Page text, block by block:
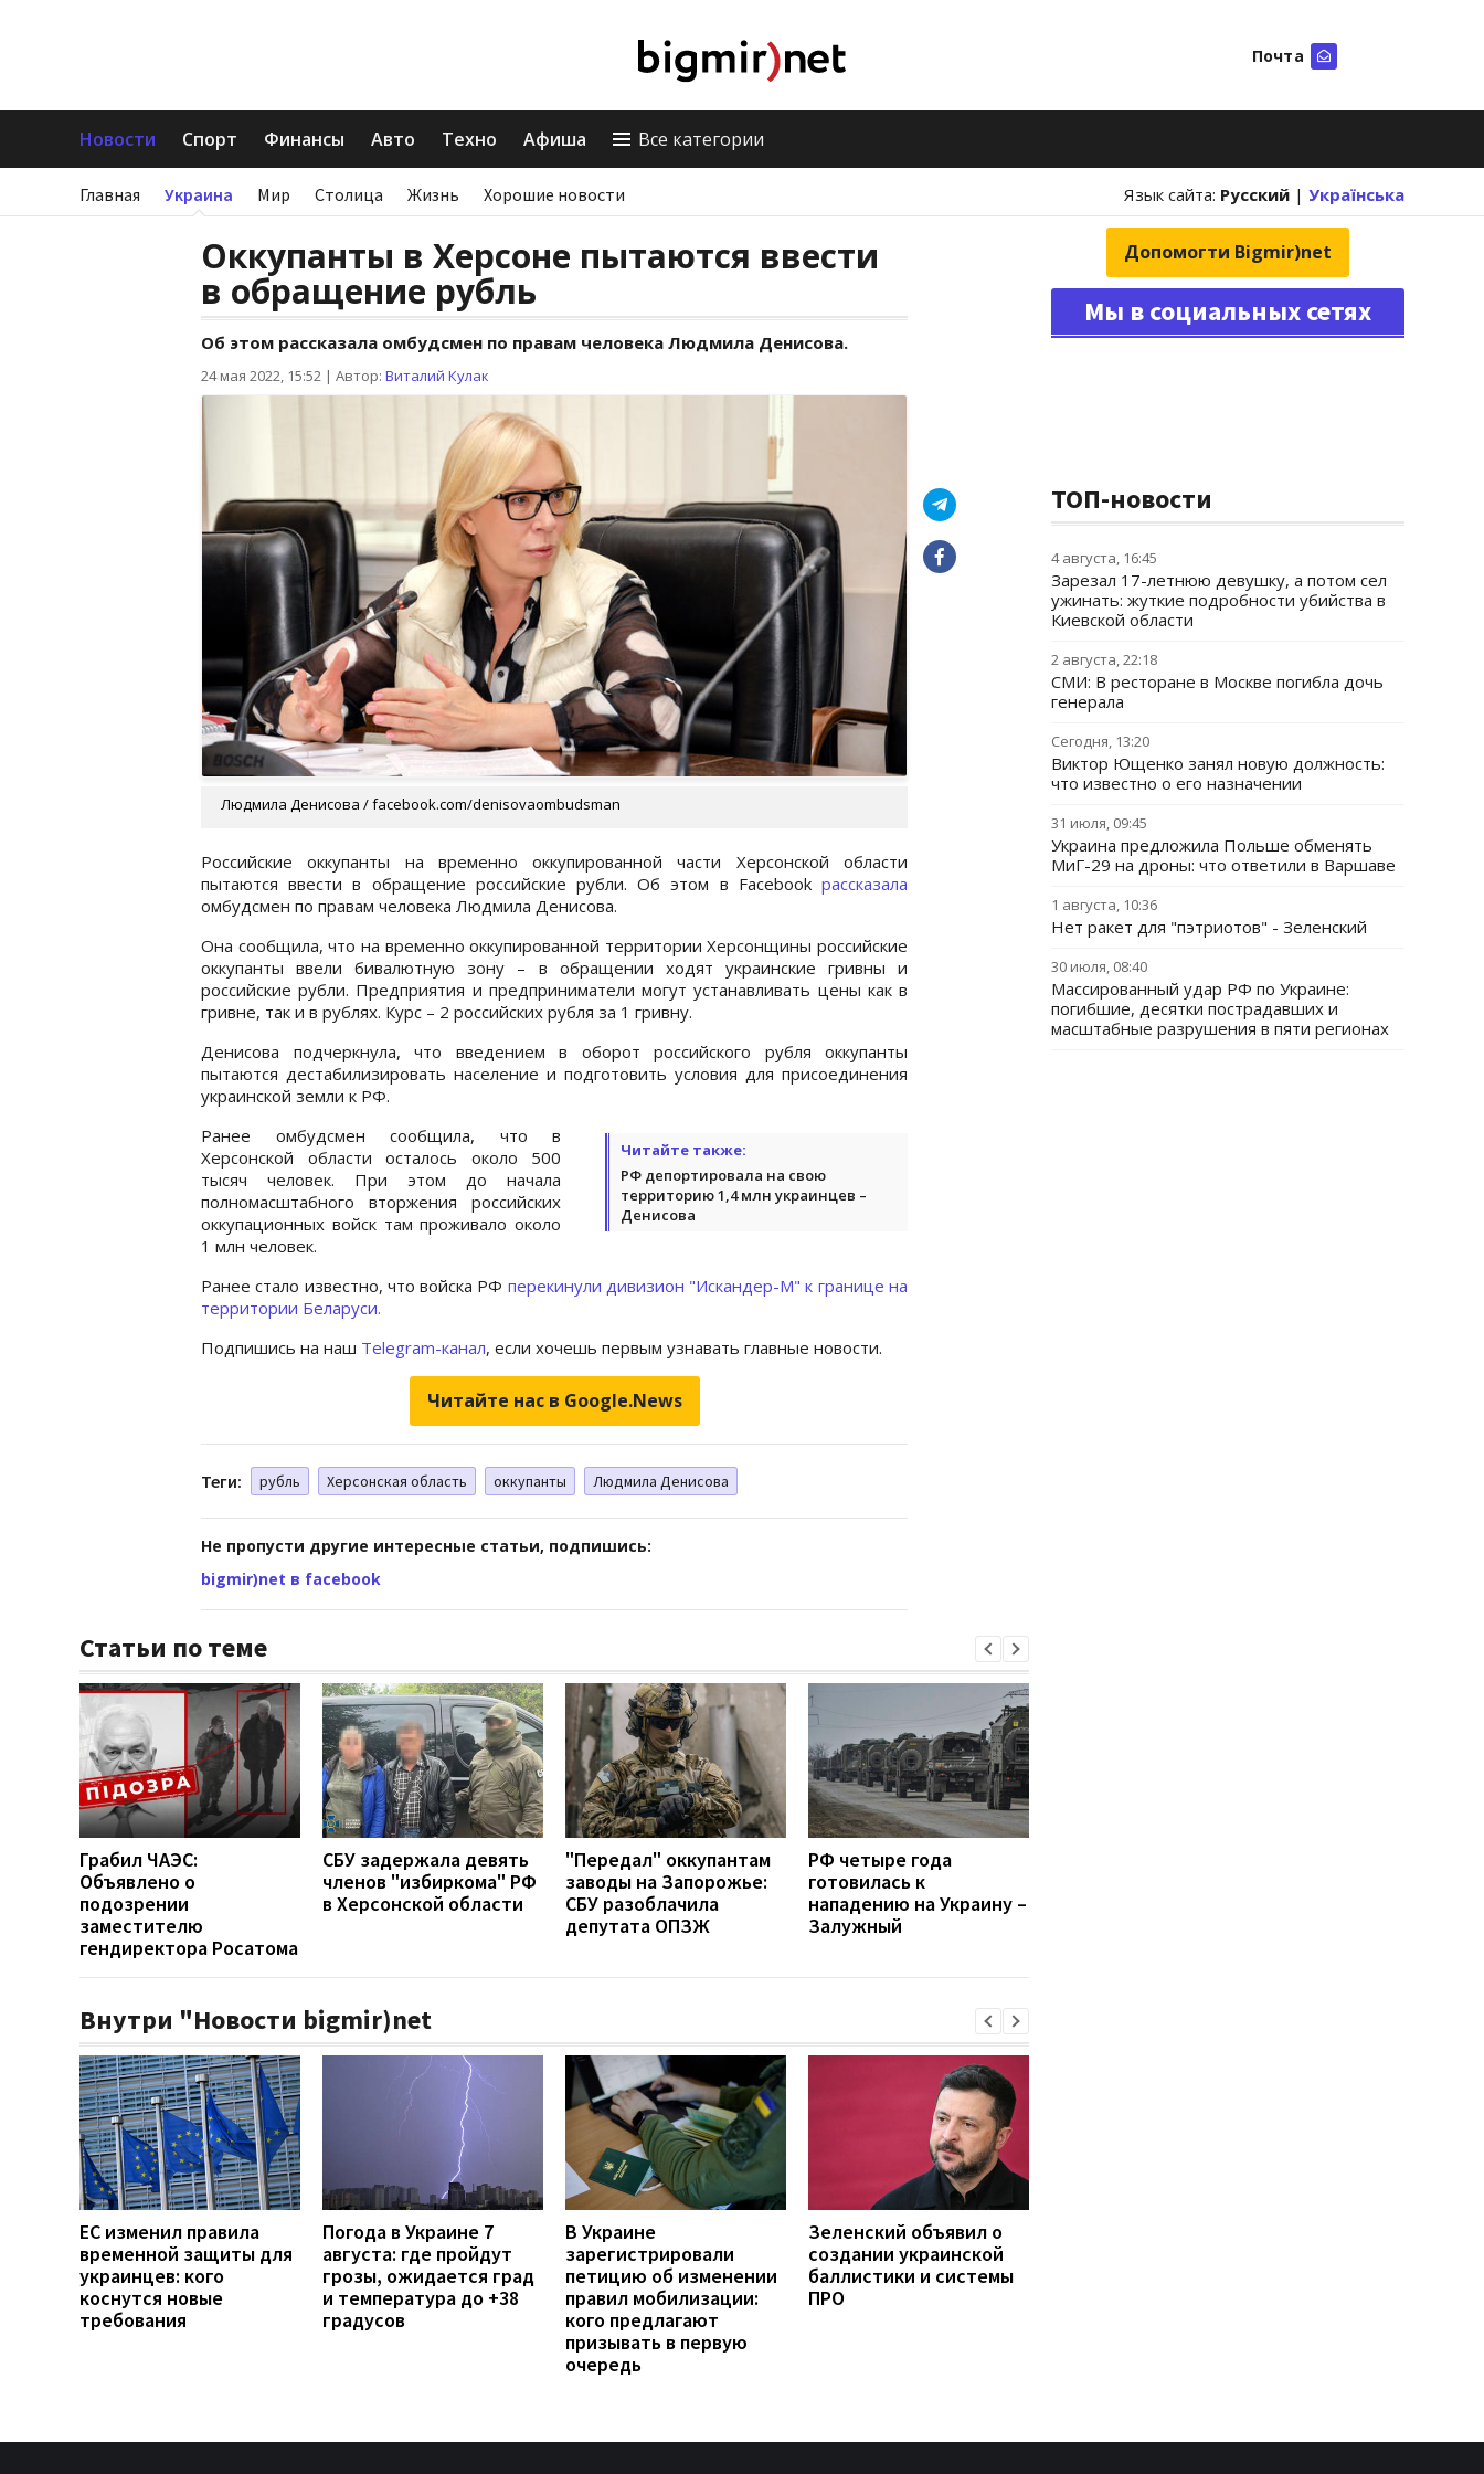
Почта
Новости Спорт Финансы Авто Техно Афиша Все категории
Главная Украина Мир Столица Жизнь Хорошие новости Язык сайта: Русский | Українська
Оккупанты в Херсоне пытаются ввести
в обращение рубль
Об этом рассказала омбудсмен по правам человека Людмила Денисова.
24 мая 2022, 15:52 | Автор: Виталий Кулак
Людмила Денисова / facebook.com/denisovaombudsman
Российские оккупанты на временно оккупированной части Херсонской области
пытаются ввести в обращение российские рубли. Об этом в Facebook рассказала
омбудсмен по правам человека Людмила Денисова.
Она сообщила, что на временно оккупированной территории Херсонщины российские
оккупанты ввели бивалютную зону – в обращении ходят украинские гривны и
российские рубли. Предприятия и предприниматели могут устанавливать цены как в
гривне, так и в рублях. Курс – 2 российских рубля за 1 гривну.
Денисова подчеркнула, что введением в оборот российского рубля оккупанты
пытаются дестабилизировать население и подготовить условия для присоединения
украинской земли к РФ.
Читайте также:
РФ депортировала на свою
территорию 1,4 млн украинцев –
Денисова
Ранее омбудсмен сообщила, что в
Херсонской области осталось около 500
тысяч человек. При этом до начала
полномасштабного вторжения российских
оккупационных войск там проживало около
1 млн человек.
Ранее стало известно, что войска РФ перекинули дивизион "Искандер-М" к границе на
территории Беларуси.
Подпишись на наш Telegram-канал, если хочешь первым узнавать главные новости.
Читайте нас в Google.News
Теги: рубль Херсонская область оккупанты Людмила Денисова
Не пропусти другие интересные статьи, подпишись:
bigmir)net в facebook
Статьи по теме
Грабил ЧАЭС:
Объявлено о
подозрении
заместителю
гендиректора Росатома
СБУ задержала девять
членов "избиркома" РФ
в Херсонской области
"Передал" оккупантам
заводы на Запорожье:
СБУ разоблачила
депутата ОПЗЖ
РФ четыре года
готовилась к
нападению на Украину –
Залужный
Внутри "Новости bigmir)net
ЕС изменил правила
временной защиты для
украинцев: кого
коснутся новые
требования
Погода в Украине 7
августа: где пройдут
грозы, ожидается град
и температура до +38
градусов
В Украине
зарегистрировали
петицию об изменении
правил мобилизации:
кого предлагают
призывать в первую
очередь
Зеленский объявил о
создании украинской
баллистики и системы
ПРО
Допомогти Bigmir)net
Мы в социальных сетях
ТОП-новости
4 августа, 16:45
Зарезал 17-летнюю девушку, а потом сел
ужинать: жуткие подробности убийства в
Киевской области
2 августа, 22:18
СМИ: В ресторане в Москве погибла дочь
генерала
Сегодня, 13:20
Виктор Ющенко занял новую должность:
что известно о его назначении
31 июля, 09:45
Украина предложила Польше обменять
МиГ-29 на дроны: что ответили в Варшаве
1 августа, 10:36
Нет ракет для "пэтриотов" - Зеленский
30 июля, 08:40
Массированный удар РФ по Украине:
погибшие, десятки пострадавших и
масштабные разрушения в пяти регионах